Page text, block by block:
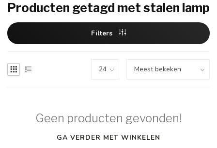
Producten getagd met stalen lamp
Filters
Geen producten gevonden!
GA VERDER MET WINKELEN